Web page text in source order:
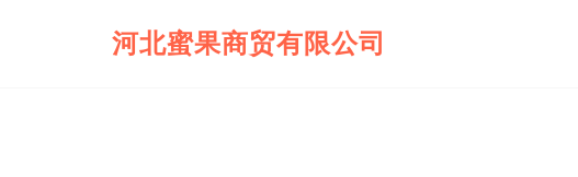
河北蜜果商贸有限公司